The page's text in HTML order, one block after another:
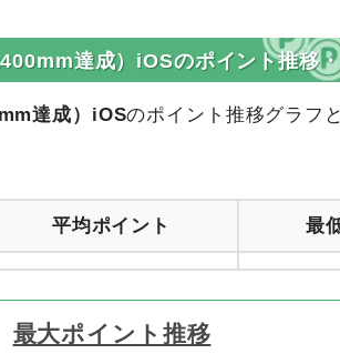
タス 登録はコチラ
達成）iOSのポイント推移・
達成）iOSのポイント推移グラフ
平均ポイント